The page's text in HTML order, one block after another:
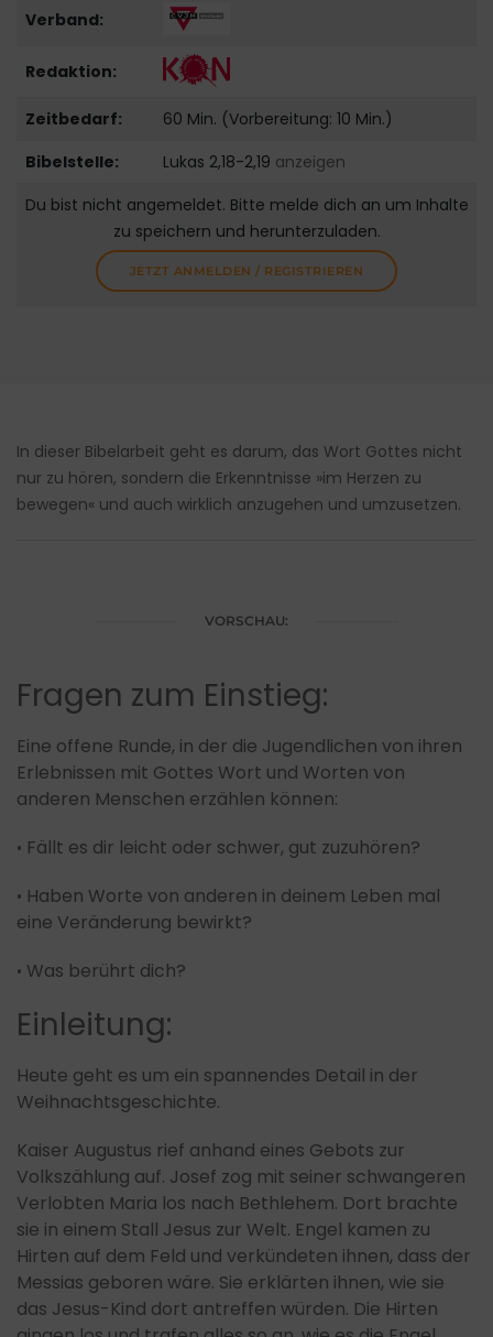
Verband:
Redaktion:
Zeitbedarf:
60 Min. (Vorbereitung: 10 Min.)
Bibelstelle:
Lukas 2,18-2,19 anzeigen
Du bist nicht angemeldet. Bitte melde dich an um Inhalte
zu speichern und herunterzuladen.
JETZT ANMELDEN / REGISTRIEREN
In dieser Bibelarbeit geht es darum, das Wort Gottes nicht
nur zu hören, sondern die Erkenntnisse »im Herzen zu
bewegen« und auch wirklich anzugehen und umzusetzen.
VORSCHAU:
Fragen zum Einstieg:
Eine offene Runde, in der die Jugendlichen von ihren
Erlebnissen mit Gottes Wort und Worten von
anderen Menschen erzählen können:
• Fällt es dir leicht oder schwer, gut zuzuhören?
• Haben Worte von anderen in deinem Leben mal
eine Veränderung bewirkt?
• Was berührt dich?
Einleitung:
Heute geht es um ein spannendes Detail in der
Weihnachtsgeschichte.
Kaiser Augustus rief anhand eines Gebots zur
Volkszählung auf. Josef zog mit seiner schwangeren
Verlobten Maria los nach Bethlehem. Dort brachte
sie in einem Stall Jesus zur Welt. Engel kamen zu
Hirten auf dem Feld und verkündeten ihnen, dass der
Messias geboren wäre. Sie erklärten ihnen, wie sie
das Jesus-Kind dort antreffen würden. Die Hirten